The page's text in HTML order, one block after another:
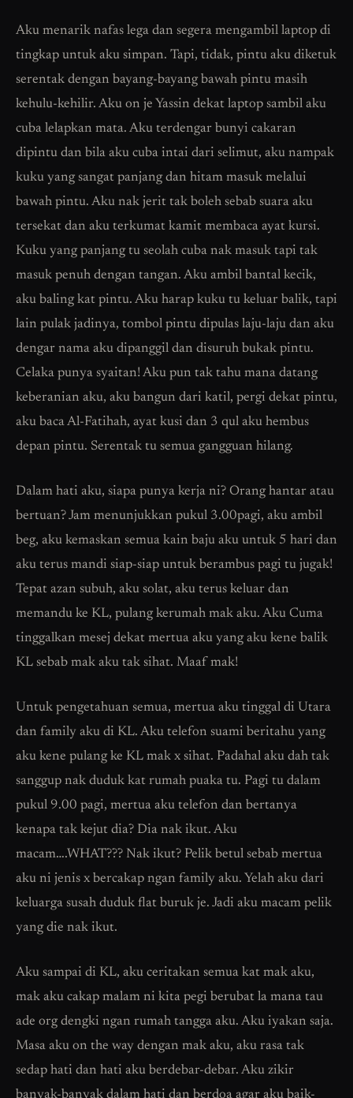
Aku menarik nafas lega dan segera mengambil laptop di
tingkap untuk aku simpan. Tapi, tidak, pintu aku diketuk
serentak dengan bayang-bayang bawah pintu masih
kehulu-kehilir. Aku on je Yassin dekat laptop sambil aku
cuba lelapkan mata. Aku terdengar bunyi cakaran
dipintu dan bila aku cuba intai dari selimut, aku nampak
kuku yang sangat panjang dan hitam masuk melalui
bawah pintu. Aku nak jerit tak boleh sebab suara aku
tersekat dan aku terkumat kamit membaca ayat kursi.
Kuku yang panjang tu seolah cuba nak masuk tapi tak
masuk penuh dengan tangan. Aku ambil bantal kecik,
aku baling kat pintu. Aku harap kuku tu keluar balik, tapi
lain pulak jadinya, tombol pintu dipulas laju-laju dan aku
dengar nama aku dipanggil dan disuruh bukak pintu.
Celaka punya syaitan! Aku pun tak tahu mana datang
keberanian aku, aku bangun dari katil, pergi dekat pintu,
aku baca Al-Fatihah, ayat kusi dan 3 qul aku hembus
depan pintu. Serentak tu semua gangguan hilang.
Dalam hati aku, siapa punya kerja ni? Orang hantar atau
bertuan? Jam menunjukkan pukul 3.00pagi, aku ambil
beg, aku kemaskan semua kain baju aku untuk 5 hari dan
aku terus mandi siap-siap untuk berambus pagi tu jugak!
Tepat azan subuh, aku solat, aku terus keluar dan
memandu ke KL, pulang kerumah mak aku. Aku Cuma
tinggalkan mesej dekat mertua aku yang aku kene balik
KL sebab mak aku tak sihat. Maaf mak!
Untuk pengetahuan semua, mertua aku tinggal di Utara
dan family aku di KL. Aku telefon suami beritahu yang
aku kene pulang ke KL mak x sihat. Padahal aku dah tak
sanggup nak duduk kat rumah puaka tu. Pagi tu dalam
pukul 9.00 pagi, mertua aku telefon dan bertanya
kenapa tak kejut dia? Dia nak ikut. Aku
macam….WHAT??? Nak ikut? Pelik betul sebab mertua
aku ni jenis x bercakap ngan family aku. Yelah aku dari
keluarga susah duduk flat buruk je. Jadi aku macam pelik
yang die nak ikut.
Aku sampai di KL, aku ceritakan semua kat mak aku,
mak aku cakap malam ni kita pegi berubat la mana tau
ade org dengki ngan rumah tangga aku. Aku iyakan saja.
Masa aku on the way dengan mak aku, aku rasa tak
sedap hati dan hati aku berdebar-debar. Aku zikir
banyak-banyak dalam hati dan berdoa agar aku baik-